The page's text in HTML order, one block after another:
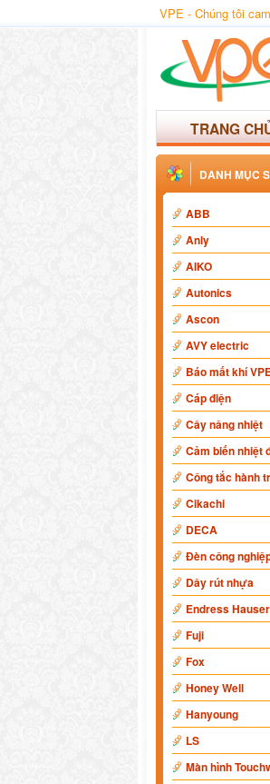
VPE - Chúng tôi
TRANG
DANH MỤC
ABB
Anly
AIKO
Autonics
Ascon
AVY electric
Báo mất khí
Cáp điện
Cây nâng nhiệt
Cảm biến nhiệt
Công tắc hành
Cikachi
DECA
Đèn công
Dây rút nhựa
Endress Hauser
Fuji
Fox
Honey Well
Hanyoung
LS
Màn hình